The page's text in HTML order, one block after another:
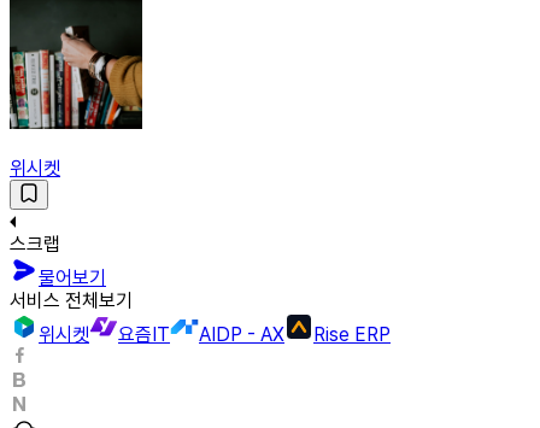
위시켓
스크랩
물어보기
서비스 전체보기
위시켓
요즘IT AIDP - AX Rise ERP